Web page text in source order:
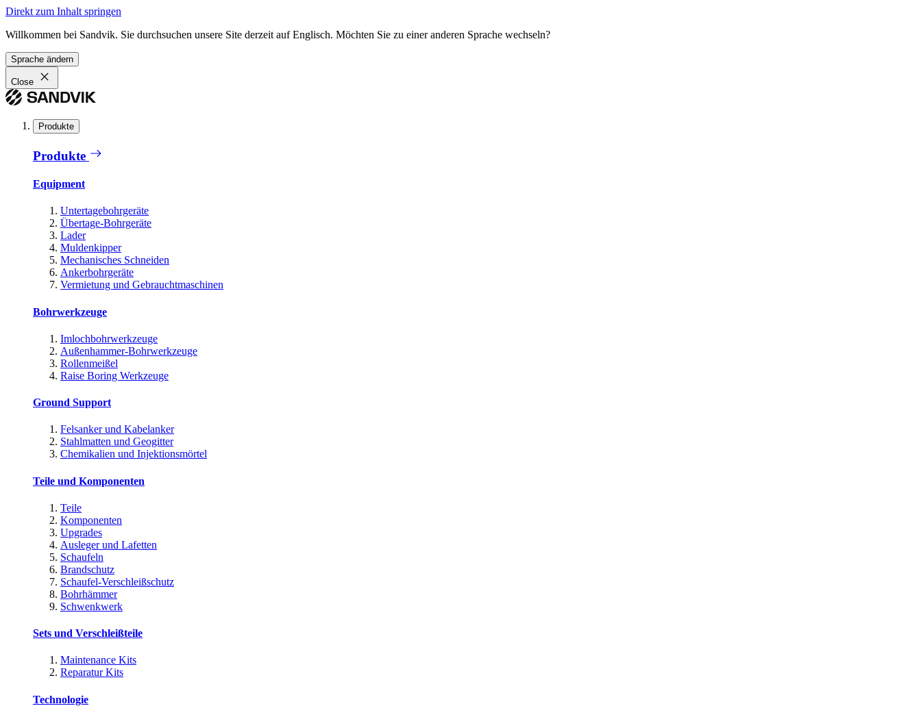
Direkt zum Inhalt springen
Willkommen bei Sandvik. Sie durchsuchen unsere Site derzeit auf Englisch. Möchten Sie zu einer anderen Sprache wechseln?
Sprache ändern
Close
Produkte
Produkte
Equipment
Untertagebohrgeräte
Übertage-Bohrgeräte
Lader
Muldenkipper
Mechanisches Schneiden
Ankerbohrgeräte
Vermietung und Gebrauchtmaschinen
Bohrwerkzeuge
Imlochbohrwerkzeuge
Außenhammer-Bohrwerkzeuge
Rollenmeißel
Raise Boring Werkzeuge
Ground Support
Felsanker und Kabelanker
Stahlmatten und Geogitter
Chemikalien und Injektionsmörtel
Teile und Komponenten
Teile
Komponenten
Upgrades
Ausleger und Lafetten
Schaufeln
Brandschutz
Schaufel-Verschleißschutz
Bohrhämmer
Schwenkwerk
Sets und Verschleißteile
Maintenance Kits
Reparatur Kits
Technologie